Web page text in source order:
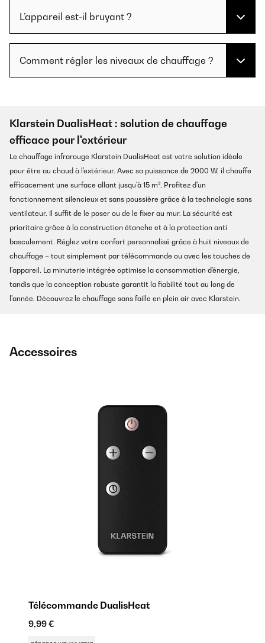
L’appareil est-il bruyant ?
Comment régler les niveaux de chauffage ?
Klarstein DualisHeat : solution de chauffage
efficace pour l'extérieur
Le chauffage infrarouge Klarstein DualisHeat est votre solution idéale
pour être au chaud à l'extérieur. Avec sa puissance de 2000 W, il chauffe
efficacement une surface allant jusqu'à 15 m². Profitez d'un
fonctionnement silencieux et sans poussière grâce à la technologie sans
ventilateur. Il suffit de le poser ou de le fixer au mur. La sécurité est
prioritaire grâce à la construction étanche et à la protection anti
basculement. Réglez votre confort personnalisé grâce à huit niveaux de
chauffage – tout simplement par télécommande ou avec les touches de
l'appareil. La minuterie intégrée optimise la consommation d'énergie,
tandis que la conception robuste garantit la fiabilité tout au long de
l'année. Découvrez le chauffage sans faille en plein air avec Klarstein.
Accessoires
Télécommande DualisHeat
9,99 €